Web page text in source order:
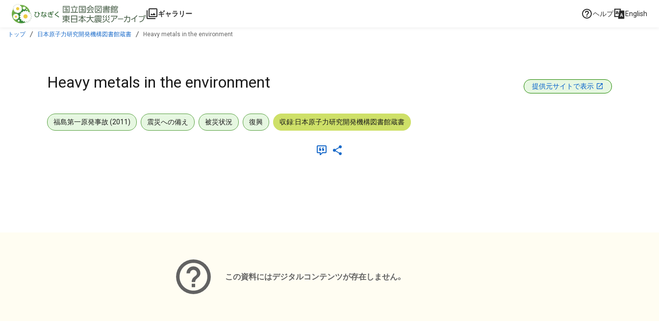
本文に飛ぶ
ギャラリー ヘルプ English
トップ 日本原子力研究開発機構図書館蔵書 Heavy metals in the environment
Heavy metals in the environment 提供元サイトで表示
福島第一原発事故 (2011) 震災への備え 被災状況 復興 収録:日本原子力研究開発機構図書館蔵書
この資料にはデジタルコンテンツが存在しません。